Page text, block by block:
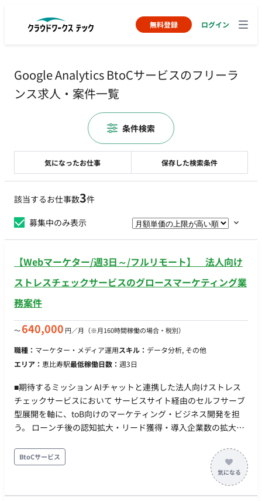
無料登録 ログイン
Google Analytics BtoCサービスのフリーラ
ンス求人・案件一覧
該当するお仕事数3件
募集中のみ表示
【Webマーケター/週3日～/フルリモート】 法人向け
ストレスチェックサービスのグロースマーケティング業
務案件
〜640,000 円／月 （※月160時間稼働の場合・税別）
職種： マーケター・メディア運用スキル： データ分析, その他
エリア： 恵比寿駅最低稼働日数： 週3日
■期待するミッション AIチャットと連携した法人向けストレス
チェックサービスにおいて サービスサイト経由のセルフサーブ
型展開を軸に、toB向けのマーケティング・ビジネス開発を担
う。 ローンチ後の認知拡大・リード獲得・導入企業数の拡大が
案・実行（コンテンツ・SEO・広告・PR等） ・サービスサイト
を起点とした導線設計・改善 ・無料→有料転換率の向上施策
（フリーミアムモデルのグロース） ・パートナー・代理店開拓
（ENTルート強化） ・KPI設計・効果測定・改善サイクルの構
BtoCサービス
気になったお仕事 保存した検索条件
条件検索